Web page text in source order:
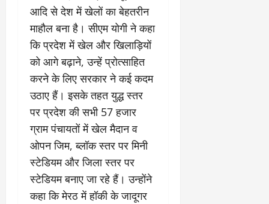
आदि से देश में खेलों का बेहतरीन
माहौल बना है। सीएम योगी ने कहा
कि प्रदेश में खेल और खिलाड़ियों
को आगे बढ़ाने, उन्हें प्रोत्साहित
करने के लिए सरकार ने कई कदम
उठाए हैं। इसके तहत युद्ध स्तर
पर प्रदेश की सभी 57 हजार
ग्राम पंचायतों में खेल मैदान व
ओपन जिम, ब्लॉक स्तर पर मिनी
स्टेडियम और जिला स्तर पर
स्टेडियम बनाए जा रहे हैं। उन्होंने
कहा कि मेरठ में हॉकी के जादूगर